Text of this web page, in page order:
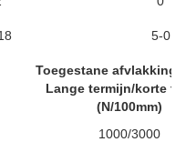
5-0
Toegestane
Lange termijn/korte
(N/100mm)
1000/3000